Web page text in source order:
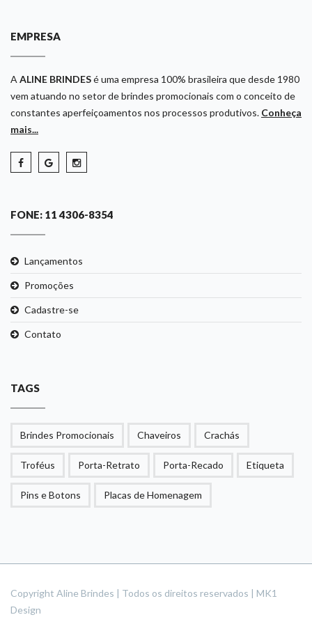
EMPRESA
A ALINE BRINDESé uma empresa 100% brasileira que desde 1980
vem atuando no setor de brindes promocionais com o conceito de
constantes aperfeiçoamentos nos processos produtivos. Conheça
mais...
FONE: 11 4306-8354
Lançamentos
Promoções
Cadastre-se
Contato
TAGS
Brindes Promocionais Chaveiros Crachás
Troféus Porta-Retrato Porta-Recado Etiqueta
Pins e Botons Placas de Homenagem
Copyright Aline Brindes | Todos os direitos reservados | MK1
Design